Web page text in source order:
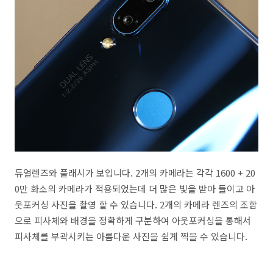
듀얼렌즈와 플래시가 보입니다. 2개의 카메라는 각각 1600 + 20
0만 화소의 카메라가 적용되었는데 더 많은 빛을 받아 들이고 아
웃포커싱 사진을 촬영 할 수 있습니다. 2개의 카메라 렌즈의 조합
으로 피사체와 배경을 정확하게 구분하여 아웃포커싱을 통해서
피사체를 부곽시키는 아름다운 사진을 쉽게 찍을 수 있습니다.